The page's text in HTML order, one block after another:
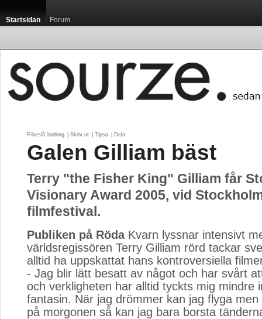
Startsidan Forum
Föreslå ändring Skriv ut Tipsa Dela
Galen Gilliam bäst
Terry "the Fisher King" Gilliam får
Visionary Award 2005, vid
filmfestival.
Publiken på RödaKvarn lyssnar intensivt
världsregissören Terry Gilliam rörd tackar
alltid ha uppskattat hans kontroversiella
- Jag blir lätt besatt av något och har svårt
och verkligheten har alltid tyckts mig mindre
fantasin. När jag drömmer kan jag flyga
på morgonen så kan jag bara borsta